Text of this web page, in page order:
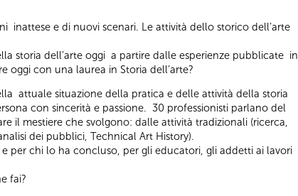
inattese e di nuovi scenari. Le attività dello storico dell’arte
storia dell’arte oggi a partire dalle esperienze pubblicate in
oggi con una laurea in Storia dell’arte?
attuale situazione della pratica e delle attività della storia
con sincerità e passione. 30 professionisti parlano del
il mestiere che svolgono: dalle attività tradizionali (ricerca,
dei pubblici, Technical Art History).
per chi lo ha concluso, per gli educatori, gli addetti ai lavori
fai?